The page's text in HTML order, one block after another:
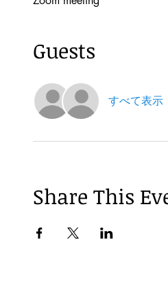
Guests
すべて表示
Share This